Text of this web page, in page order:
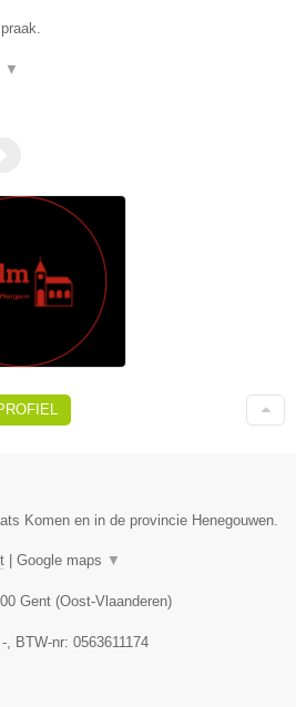
▼
Komen en in de provincie Henegouwen.
Google maps ▼
Gent (Oost-Vlaanderen)
- , BTW-nr: 0563611174